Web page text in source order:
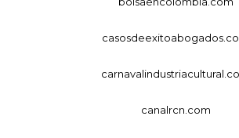
canalrcn.com